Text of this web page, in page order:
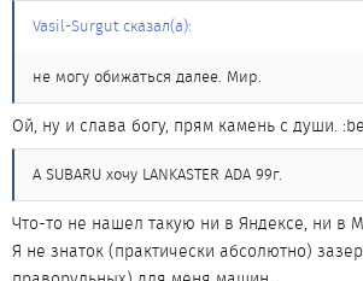
Vasil-Surgut сказал(а):
не могу обижаться далее. Мир.
Ой, ну и слава богу, прям камень с души.
А SUBARU хочу LANKASTER ADA 99г.
Что-то не нашел такую ни в Яндексе, ни в
Я не знаток (практически абсолютно)